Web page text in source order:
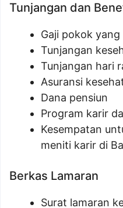
Tunjangan dan
Gaji pokok
Tunjangan
Tunjangan hari
Asuransi
Dana pensiun
Program karir
Kesempatan
meniti karir di
Berkas Lamaran
Surat lamaran